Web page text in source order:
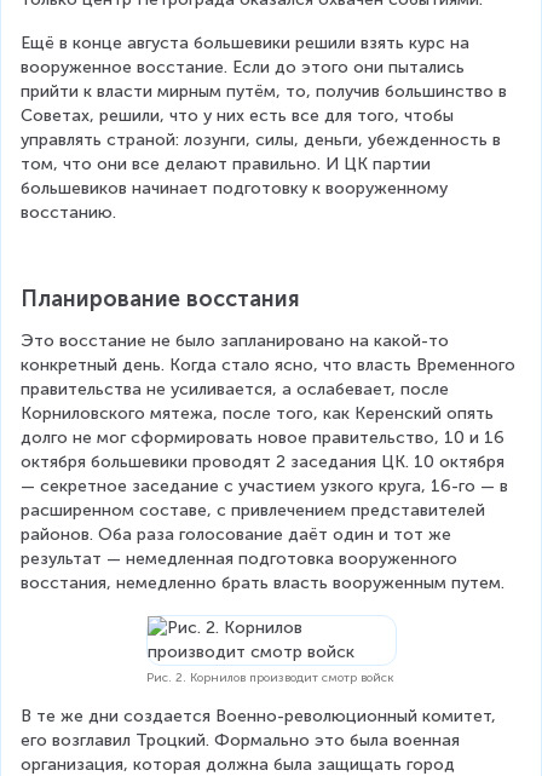
Ещё в конце августа большевики решили взять курс на
вооруженное восстание. Если до этого они пытались
прийти к власти мирным путём, то, получив большинство в
Советах, решили, что у них есть все для того, чтобы
управлять страной: лозунги, силы, деньги, убежденность в
том, что они все делают правильно. И ЦК партии
большевиков начинает подготовку к вооруженному
восстанию.
Планирование восстания
Это восстание не было запланировано на какой-то
конкретный день. Когда стало ясно, что власть Временного
правительства не усиливается, а ослабевает, после
Корниловского мятежа, после того, как Керенский опять
долго не мог сформировать новое правительство, 10 и 16
октября большевики проводят 2 заседания ЦК. 10 октября
— секретное заседание с участием узкого круга, 16-го — в
расширенном составе, с привлечением представителей
районов. Оба раза голосование даёт один и тот же
результат — немедленная подготовка вооруженного
восстания, немедленно брать власть вооруженным путем.
Рис. 2. Корнилов производит смотр войск
В те же дни создается Военно-революционный комитет,
его возглавил Троцкий. Формально это была военная
организация, которая должна была защищать город